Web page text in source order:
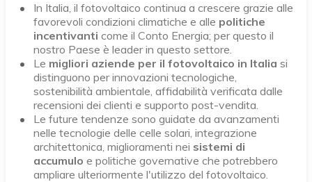
In Italia, il fotovoltaico continua a crescere grazie alle
favorevoli condizioni climatiche e alle politiche
incentivanti come il Conto Energia; per questo il
nostro Paese è leader in questo settore.
Le migliori aziende per il fotovoltaico in Italia si
distinguono per innovazioni tecnologiche,
sostenibilità ambientale, affidabilità verificata dalle
recensioni dei clienti e supporto post-vendita.
Le future tendenze sono guidate da avanzamenti
nelle tecnologie delle celle solari, integrazione
architettonica, miglioramenti nei sistemi di
accumulo e politiche governative che potrebbero
ampliare ulteriormente l'utilizzo del fotovoltaico.